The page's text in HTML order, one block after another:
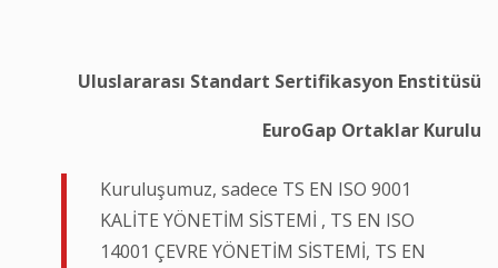
Uluslararası Standart Sertifikasyon Enstitüsü
EuroGap Ortaklar Kurulu
Kuruluşumuz, sadece TS EN ISO 9001
KALİTE YÖNETİM SİSTEMİ , TS EN ISO
14001 ÇEVRE YÖNETİM SİSTEMİ, TS EN